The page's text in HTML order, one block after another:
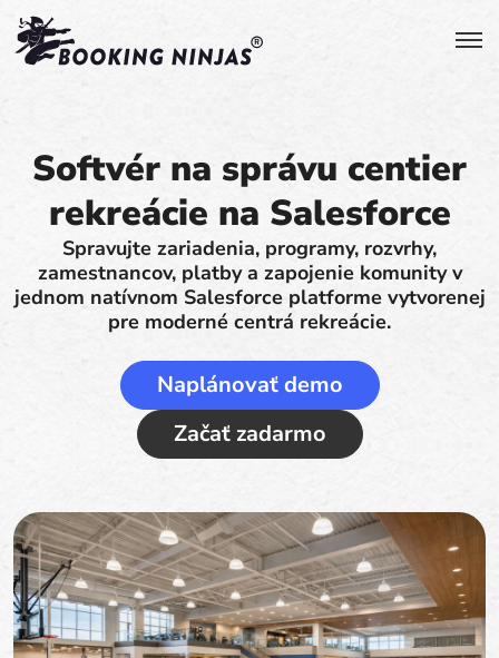
Softvér na správu centier
rekreácie na Salesforce
Spravujte zariadenia, programy, rozvrhy,
zamestnancov, platby a zapojenie komunity v
jednom natívnom Salesforce platforme vytvorenej
pre moderné centrá rekreácie.
Naplánovať demo
Začať zadarmo